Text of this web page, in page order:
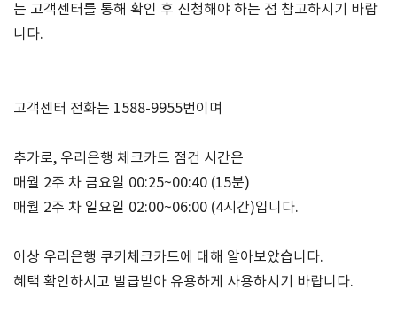
는 고객센터를 통해 확인 후 신청해야 하는 점 참고하시기 바랍
니다.
고객센터 전화는 1588-9955번이며
추가로, 우리은행 체크카드 점건 시간은
매월 2주 차 금요일 00:25~00:40 (15분)
매월 2주 차 일요일 02:00~06:00 (4시간)입니다.
이상 우리은행 쿠키체크카드에 대해 알아보았습니다.
혜택 확인하시고 발급받아 유용하게 사용하시기 바랍니다.